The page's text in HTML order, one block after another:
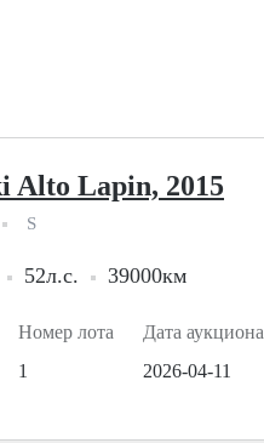
Alto Lapin, 2015
S
52л.с. 39000км
Номер лота
1
Дата аукциона
2026-04-11